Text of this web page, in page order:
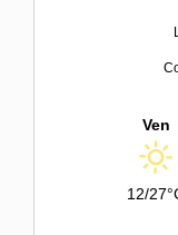
Ven
12/